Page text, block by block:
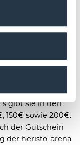
und Verwandte.
Konzerte und
zum Geburtstag
können Sie per
online auf
gibt sie in den
150€ sowie 200€.
der Gutschein
der heristo-arena